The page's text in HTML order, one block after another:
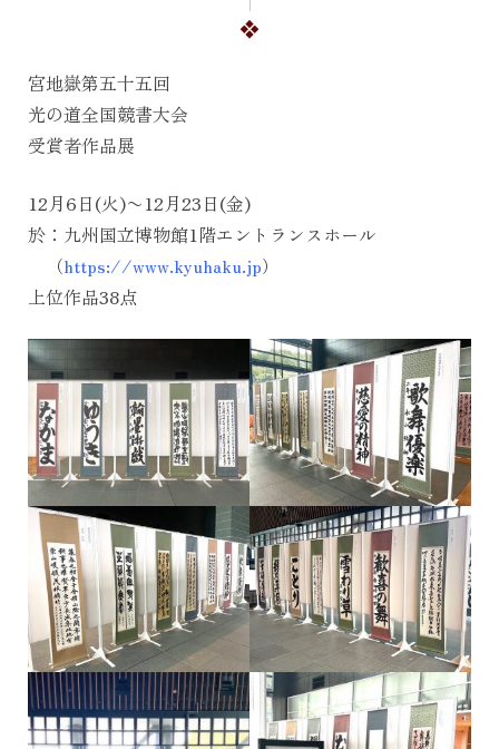
宮地嶽第五十五回
光の道全国競書大会
受賞者作品展
12月6日(火)〜12月23日(金)
於：九州国立博物館1階エントランスホール
（https://www.kyuhaku.jp）
上位作品38点